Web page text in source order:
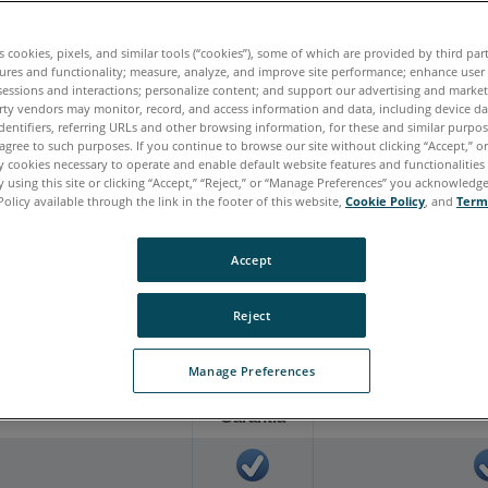
de garantia
oferecido pela FARO® para o Cobalt Design.
ao Cobalt Design . Para todos os outros produtos,
Padrão
Garantia
Garantia de
cookies, pixels, and similar tools (“cookies”), some of which are provided by third
and functionality; measure, analyze, and improve site performance; enhance user
and interactions; personalize content; and support our advertising and
vendors may monitor, record, and access information and data, including device
referring URLs and other browsing information, for these and similar
to such purposes. If you continue to browse our site without clicking “Accept,”
cookies necessary to operate and enable default website features and
using this site or clicking “Accept,” “Reject,” or “Manage Preferences” you
available through the link in the footer of this website, Cookie Policy, and
Manage Preferences
Reject
Accept